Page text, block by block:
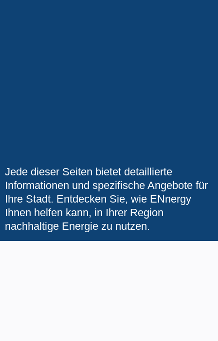
Jede dieser Seiten bietet detaillierte
Informationen und spezifische Angebote für
Ihre Stadt. Entdecken Sie, wie ENnergy
Ihnen helfen kann, in Ihrer Region
nachhaltige Energie zu nutzen.